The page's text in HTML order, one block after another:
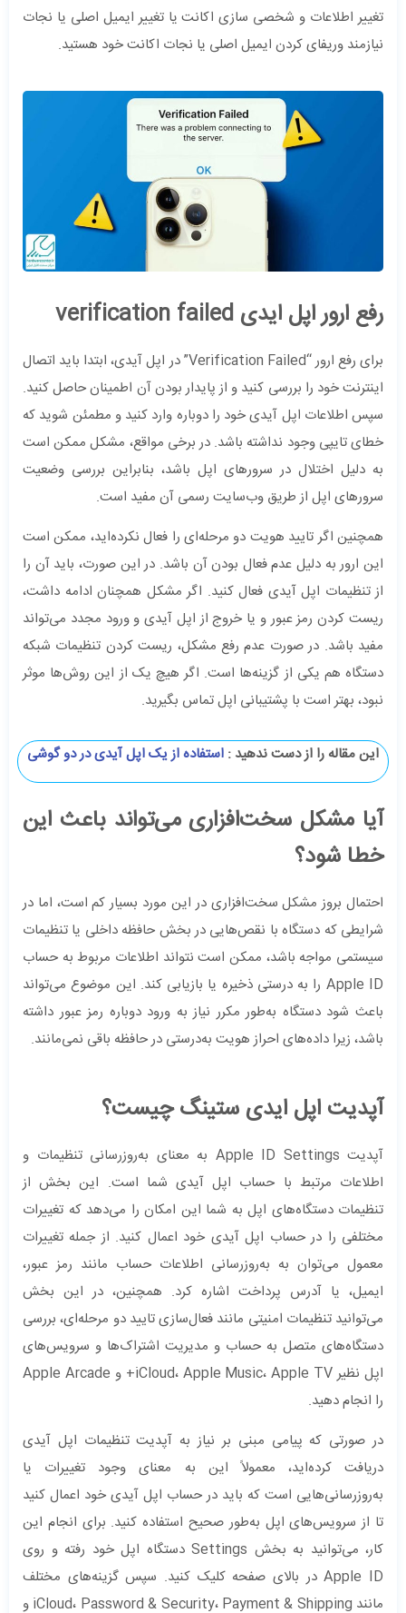
تغییر اطلاعات و شخصی سازی اکانت یا تغییر ایمیل اصلی یا نجات
نیازمند وریفای کردن ایمیل اصلی یا نجات اکانت خود هستید.
رفع ارور اپل ایدی verification failed
برای رفع ارور “Verification Failed” در اپل آیدی، ابتدا باید اتصال
اینترنت خود را بررسی کنید و از پایدار بودن آن اطمینان حاصل کنید.
سپس اطلاعات اپل آیدی خود را دوباره وارد کنید و مطمئن شوید که
خطای تایپی وجود نداشته باشد. در برخی مواقع، مشکل ممکن است
به دلیل اختلال در سرورهای اپل باشد، بنابراین بررسی وضعیت
سرورهای اپل از طریق وب‌سایت رسمی آن مفید است.
همچنین اگر تایید هویت دو مرحله‌ای را فعال نکرده‌اید، ممکن است
این ارور به دلیل عدم فعال بودن آن باشد. در این صورت، باید آن را
از تنظیمات اپل آیدی فعال کنید. اگر مشکل همچنان ادامه داشت،
ریست کردن رمز عبور و یا خروج از اپل آیدی و ورود مجدد می‌تواند
مفید باشد. در صورت عدم رفع مشکل، ریست کردن تنظیمات شبکه
دستگاه هم یکی از گزینه‌ها است. اگر هیچ یک از این روش‌ها موثر
نبود، بهتر است با پشتیبانی اپل تماس بگیرید.
این مقاله را از دست ندهید : استفاده از یک اپل آیدی در دو گوشی
آیا مشکل سخت‌افزاری می‌تواند باعث این
خطا شود؟
احتمال بروز مشکل سخت‌افزاری در این مورد بسیار کم است، اما در
شرایطی که دستگاه با نقص‌هایی در بخش حافظه داخلی یا تنظیمات
سیستمی مواجه باشد، ممکن است نتواند اطلاعات مربوط به حساب
Apple ID را به درستی ذخیره یا بازیابی کند. این موضوع می‌تواند
باعث شود دستگاه به‌طور مکرر نیاز به ورود دوباره رمز عبور داشته
باشد، زیرا داده‌های احراز هویت به‌درستی در حافظه باقی نمی‌مانند.
آپدیت اپل ایدی ستینگ چیست؟
آپدیت Apple ID Settings به معنای به‌روزرسانی تنظیمات و
اطلاعات مرتبط با حساب اپل آیدی شما است. این بخش از
تنظیمات دستگاه‌های اپل به شما این امکان را می‌دهد که تغییرات
مختلفی را در حساب اپل آیدی خود اعمال کنید. از جمله تغییرات
معمول می‌توان به به‌روزرسانی اطلاعات حساب مانند رمز عبور،
ایمیل، یا آدرس پرداخت اشاره کرد. همچنین، در این بخش
می‌توانید تنظیمات امنیتی مانند فعال‌سازی تایید دو مرحله‌ای، بررسی
دستگاه‌های متصل به حساب و مدیریت اشتراک‌ها و سرویس‌های
اپل نظیر iCloud، Apple Music، Apple TV+ و Apple Arcade
را انجام دهید.
در صورتی که پیامی مبنی بر نیاز به آپدیت تنظیمات اپل آیدی
دریافت کرده‌اید، معمولاً این به معنای وجود تغییرات یا
به‌روزرسانی‌هایی است که باید در حساب اپل آیدی خود اعمال کنید
تا از سرویس‌های اپل به‌طور صحیح استفاده کنید. برای انجام این
کار، می‌توانید به بخش Settings دستگاه اپل خود رفته و روی
Apple ID در بالای صفحه کلیک کنید. سپس گزینه‌های مختلف
مانند iCloud، Password & Security، Payment & Shipping و